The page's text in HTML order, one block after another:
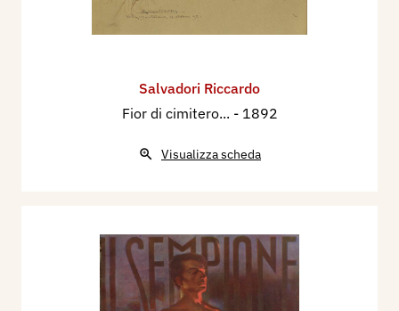
Salvadori Riccardo
Fior di cimitero... - 1892
Visualizza scheda